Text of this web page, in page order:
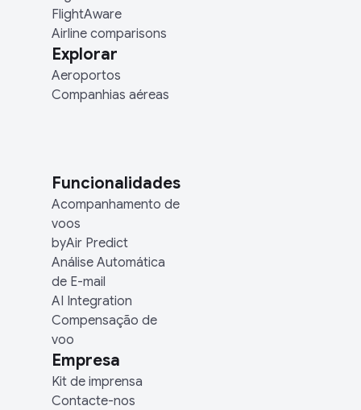
FlightAware
Airline comparisons
Explorar
Aeroportos
Companhias aéreas
Funcionalidades
Acompanhamento de
voos
byAir Predict
Análise Automática
de E-mail
AI Integration
Compensação de
voo
Empresa
Kit de imprensa
Contacte-nos